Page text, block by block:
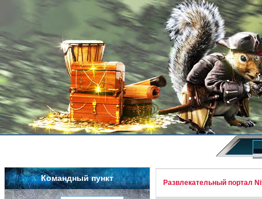
Командный пункт Развлекательный портал